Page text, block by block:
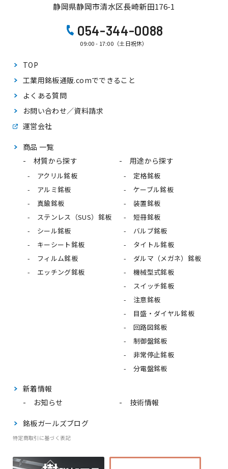
静岡県静岡市清水区長崎新田176-1
054-344-0088
09:00 - 17:00（土日祝休）
TOP
工業用銘板通販.comでできること
よくある質問
お問い合わせ／資料請求
運営会社
商品 一覧
材質から探す
アクリル銘板
アルミ銘板
真鍮銘板
ステンレス（SUS）銘板
シール銘板
キーシート銘板
フィルム銘板
エッチング銘板
用途から探す
定格銘板
ケーブル銘板
装置銘板
短冊銘板
バルブ銘板
タイトル銘板
ダルマ（メガネ）銘板
機械型式銘板
スイッチ銘板
注意銘板
目盛・ダイヤル銘板
回路図銘板
制御盤銘板
非常停止銘板
分電盤銘板
新着情報
お知らせ
技術情報
銘板ガールズブログ
特定商取引に基づく表記